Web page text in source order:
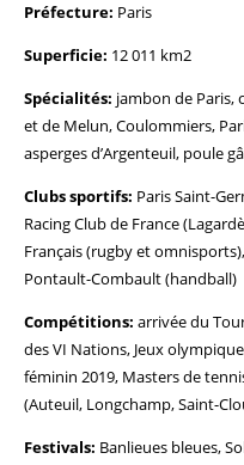
Préfecture: Paris
Superficie: 12 011 km2
Spécialités: jambon de Paris,
et de Melun, Coulommiers,
asperges d’Argenteuil, poule
Clubs sportifs: Paris Saint-
Racing Club de France
Français (rugby et
Pontault-Combault (handball)
Compétitions: arrivée du
des VI Nations, Jeux
féminin 2019, Masters de
(Auteuil, Longchamp, Saint-
Festivals: Banlieues bleues,